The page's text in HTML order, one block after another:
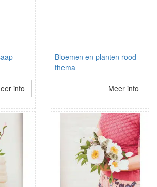
info
Bloemen en planten rood
thema
Meer info